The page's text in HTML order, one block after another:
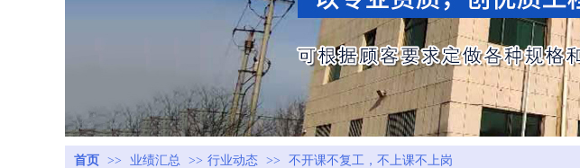
首页 >> 业绩汇总 >> 行业动态 >> 不开课不复工，不上课不上岗